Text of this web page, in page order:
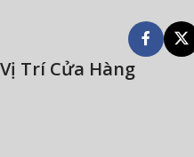
Vị Trí Cửa Hàng